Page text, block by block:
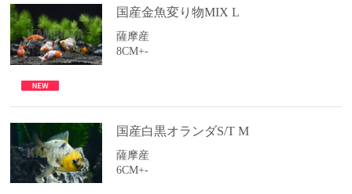
国産金魚変り物MIX L
薩摩産
8CM+-
国産白黒オランダS/T M
薩摩産
6CM+-